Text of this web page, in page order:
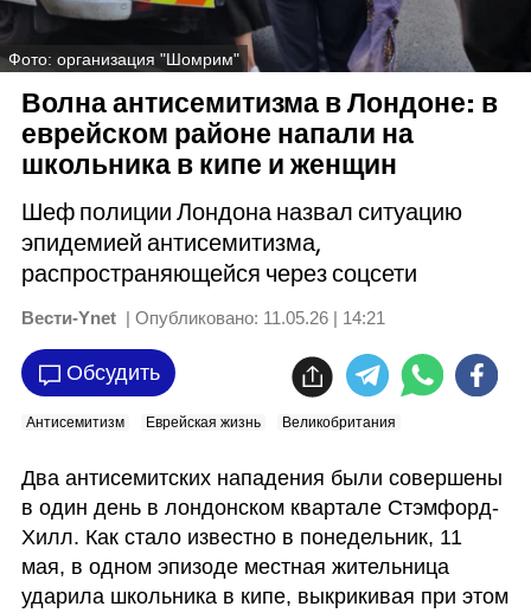
Фото: организация "Шомрим"
Волна антисемитизма в Лондоне: в
еврейском районе напали на
школьника в кипе и женщин
Шеф полиции Лондона назвал ситуацию
эпидемией антисемитизма,
распространяющейся через соцсети
Вести-Ynet | Опубликовано: 11.05.26 | 14:21
Обсудить
Антисемитизм Еврейская жизнь Великобритания
Два антисемитских нападения были совершены
в один день в лондонском квартале Стэмфорд-
Хилл. Как стало известно в понедельник, 11
мая, в одном эпизоде местная жительница
ударила школьника в кипе, выкрикивая при этом